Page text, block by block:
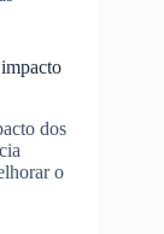
dos
o